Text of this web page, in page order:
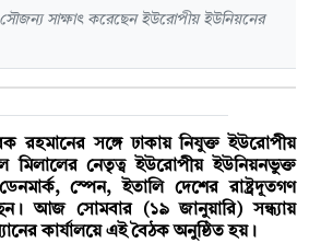
সাক্ষাৎ করেছেন ইউরোপীয় ইউনিয়নের
রহমানের সঙ্গে ঢাকায় নিযুক্ত ইউরোপীয়
মিলালের নেতৃত্ব ইউরোপীয় ইউনিয়নভুক্ত
স্পেন, ইতালি দেশের রাষ্ট্রদূতগণ
আজ সোমবার (১৯ জানুয়ারি) সন্ধ্যায়
কার্যালয়ে এই বৈঠক অনুষ্ঠিত হয়।